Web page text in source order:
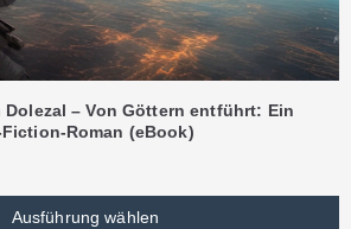
Dolezal – Von Göttern entführt: Ein
Roman (eBook)
Ausführung wählen